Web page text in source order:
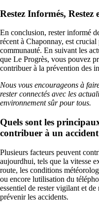
Restez Informés, Restez
En conclusion, rester informé
récent à Chaponnay, est
communauté. En suivant les
que Le Progrès, vous pouvez
contribuer à la prévention des
Nous vous encourageons à
rester connectés avec les
environnement sûr pour tous.
Quels sont les
contribuer à un
Plusieurs facteurs peuvent
aujourdhui, tels que la vitesse
route, les conditions
ou encore lutilisation du
essentiel de rester vigilant et
prévenir les accidents.